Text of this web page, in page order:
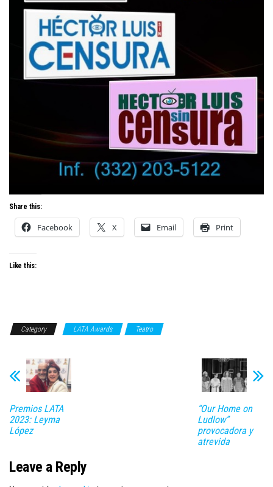
Share this:
Facebook X Email Print
Like this:
Category LATA Awards Teatro
Premios LATA
2023: Leyma
López
“Our Home on
Ludlow”
provocadora y
atrevida
Leave a Reply